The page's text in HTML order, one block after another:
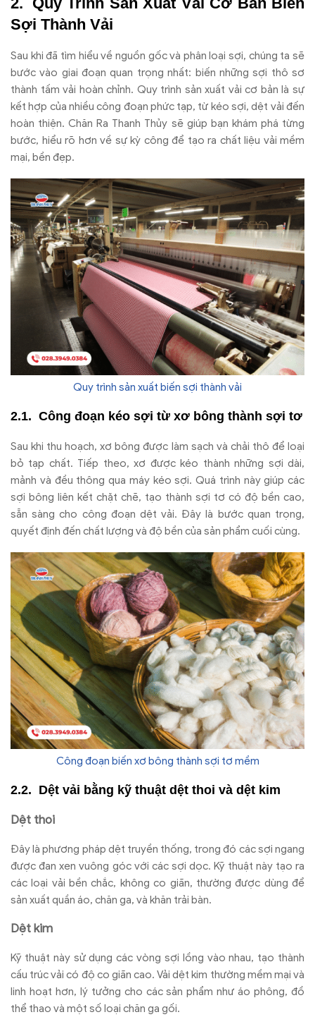
Sợi Thành Vải
Sau khi đã tìm hiểu về nguồn gốc và phân loại sợi, chúng ta sẽ
bước vào giai đoạn quan trọng nhất: biến những sợi thô sơ
thành tấm vải hoàn chỉnh. Quy trình sản xuất vải cơ bản là sự
kết hợp của nhiều công đoạn phức tạp, từ kéo sợi, dệt vải đến
hoàn thiện. Chăn Ra Thanh Thủy sẽ giúp bạn khám phá từng
bước, hiểu rõ hơn về sự kỳ công để tạo ra chất liệu vải mềm
mại, bền đẹp.
Quy trình sản xuất biến sợi thành vải
Công đoạn kéo sợi từ xơ bông thành sợi tơ
Sau khi thu hoạch, xơ bông được làm sạch và chải thô để loại
bỏ tạp chất. Tiếp theo, xơ được kéo thành những sợi dài,
mảnh và đều thông qua máy kéo sợi. Quá trình này giúp các
sợi bông liên kết chặt chẽ, tạo thành sợi tơ có độ bền cao,
sẵn sàng cho công đoạn dệt vải. Đây là bước quan trọng,
quyết định đến chất lượng và độ bền của sản phẩm cuối cùng.
Công đoạn biến xơ bông thành sợi tơ mềm
Dệt vải bằng kỹ thuật dệt thoi và dệt kim
Dệt thoi
Đây là phương pháp dệt truyền thống, trong đó các sợi ngang
được đan xen vuông góc với các sợi dọc. Kỹ thuật này tạo ra
các loại vải bền chắc, không co giãn, thường được dùng để
sản xuất quần áo, chăn ga, và khăn trải bàn.
Dệt kim
Kỹ thuật này sử dụng các vòng sợi lồng vào nhau, tạo thành
cấu trúc vải có độ co giãn cao. Vải dệt kim thường mềm mại và
linh hoạt hơn, lý tưởng cho các sản phẩm như áo phông, đồ
thể thao và một số loại chăn ga gối.